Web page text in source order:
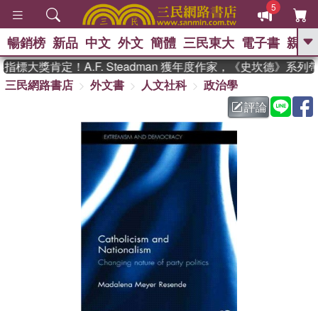
5
GO
熱搜： 東野圭吾 、 高希均教授回憶錄
父親節 、 如果歷
暑期推薦 、 國際布克
獎 臺灣漫遊錄 、 方念華
登輝時代 、 數學女孩：黎曼猜想
偉大的迷走神經
暢銷榜 新品 中文 外文 簡體 三民東大 電子書 親子
標大獎肯定！A.F. Steadman 獲年度作家，《史坎德》系列帶
三民網路書店
外文書 人文社科
政治學
評論